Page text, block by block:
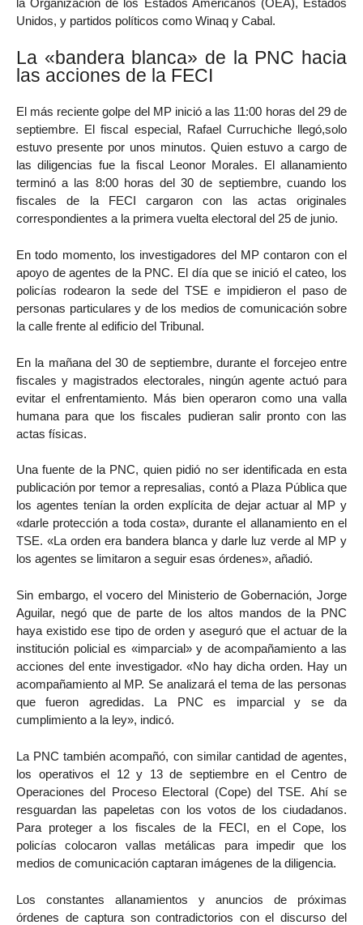
la Organización de los Estados Americanos (OEA), Estados
Unidos, y partidos políticos como Winaq y Cabal.
La «bandera blanca» de la PNC hacia
las acciones de la FECI
El más reciente golpe del MP inició a las 11:00 horas del 29 de
septiembre. El fiscal especial, Rafael Curruchiche llegó,solo
estuvo presente por unos minutos. Quien estuvo a cargo de
las diligencias fue la fiscal Leonor Morales. El allanamiento
terminó a las 8:00 horas del 30 de septiembre, cuando los
fiscales de la FECI cargaron con las actas originales
correspondientes a la primera vuelta electoral del 25 de junio.
En todo momento, los investigadores del MP contaron con el
apoyo de agentes de la PNC. El día que se inició el cateo, los
policías rodearon la sede del TSE e impidieron el paso de
personas particulares y de los medios de comunicación sobre
la calle frente al edificio del Tribunal.
En la mañana del 30 de septiembre, durante el forcejeo entre
fiscales y magistrados electorales, ningún agente actuó para
evitar el enfrentamiento. Más bien operaron como una valla
humana para que los fiscales pudieran salir pronto con las
actas físicas.
Una fuente de la PNC, quien pidió no ser identificada en esta
publicación por temor a represalias, contó a Plaza Pública que
los agentes tenían la orden explícita de dejar actuar al MP y
«darle protección a toda costa», durante el allanamiento en el
TSE. «La orden era bandera blanca y darle luz verde al MP y
los agentes se limitaron a seguir esas órdenes», añadió.
Sin embargo, el vocero del Ministerio de Gobernación, Jorge
Aguilar, negó que de parte de los altos mandos de la PNC
haya existido ese tipo de orden y aseguró que el actuar de la
institución policial es «imparcial» y de acompañamiento a las
acciones del ente investigador. «No hay dicha orden. Hay un
acompañamiento al MP. Se analizará el tema de las personas
que fueron agredidas. La PNC es imparcial y se da
cumplimiento a la ley», indicó.
La PNC también acompañó, con similar cantidad de agentes,
los operativos el 12 y 13 de septiembre en el Centro de
Operaciones del Proceso Electoral (Cope) del TSE. Ahí se
resguardan las papeletas con los votos de los ciudadanos.
Para proteger a los fiscales de la FECI, en el Cope, los
policías colocaron vallas metálicas para impedir que los
medios de comunicación captaran imágenes de la diligencia.
Los constantes allanamientos y anuncios de próximas
órdenes de captura son contradictorios con el discurso del